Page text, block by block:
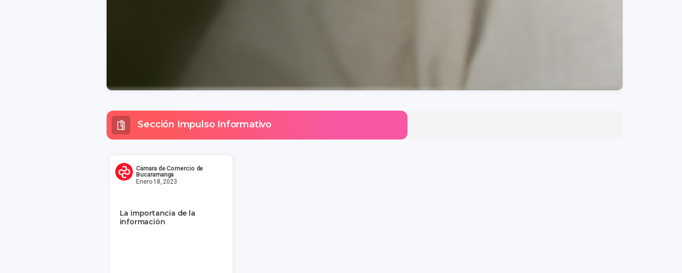
Sección Impulso Informativo
Cámara de Comercio de
Bucaramanga
Enero 18, 2023
La importancia de la
información